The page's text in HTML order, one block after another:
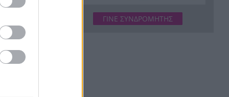
του
δισεκατομμύρια δολάρια σε
επιχειρήσεις
ΓΙΝΕ ΣΥΝΔΡΟΜΗΤΗΣ